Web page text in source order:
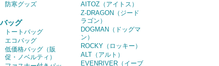
防寒グッズ
バッグ
トートバッグ
エコバッグ
低価格バッグ（販
促・ノベルティ）
AITOZ（アイトス）
Z-DRAGON（ジード
ラゴン）
DOGMAN（ドッグマ
ン）
ROCKY（ロッキー）
ALT（アルト）
EVENRIVER（イーブ